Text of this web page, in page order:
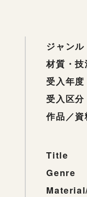
ジャンル
材質・技
受入年度
受入区分
作品／資
Title
Genre